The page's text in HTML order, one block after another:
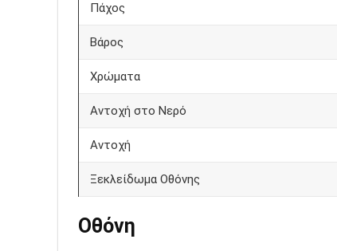
Πάχος
Βάρος
Χρώματα
Αντοχή στο Νερό
Αντοχή
Ξεκλείδωμα Οθόνης
Οθόνη